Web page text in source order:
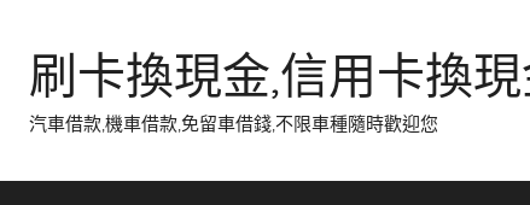
content刷卡換現金,信用卡換
汽車借款,機車借款,免留車借錢,不限車種隨時歡迎您